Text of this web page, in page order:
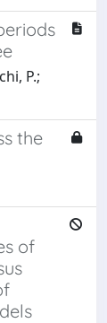
P.;
the
of